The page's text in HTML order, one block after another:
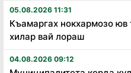
05.08.2026 11:31
Къамаргах нокхармозо юв
хилар вай лораш
04.08.2026 09:12